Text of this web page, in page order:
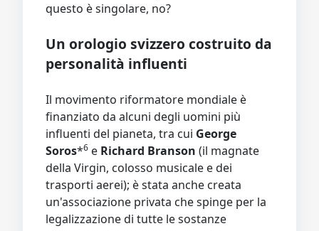
questo è singolare, no?
Un orologio svizzero costruito da
personalità influenti
Il movimento riformatore mondiale è
finanziato da alcuni degli uomini più
influenti del pianeta, tra cui George
Soros*6 e Richard Branson (il magnate
della Virgin, colosso musicale e dei
trasporti aerei); è stata anche creata
un'associazione privata che spinge per la
legalizzazione di tutte le sostanze